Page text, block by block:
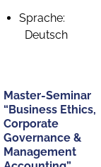
Sprache:
Deutsch
Master-Seminar
“Business Ethics,
Corporate
Governance &
Management